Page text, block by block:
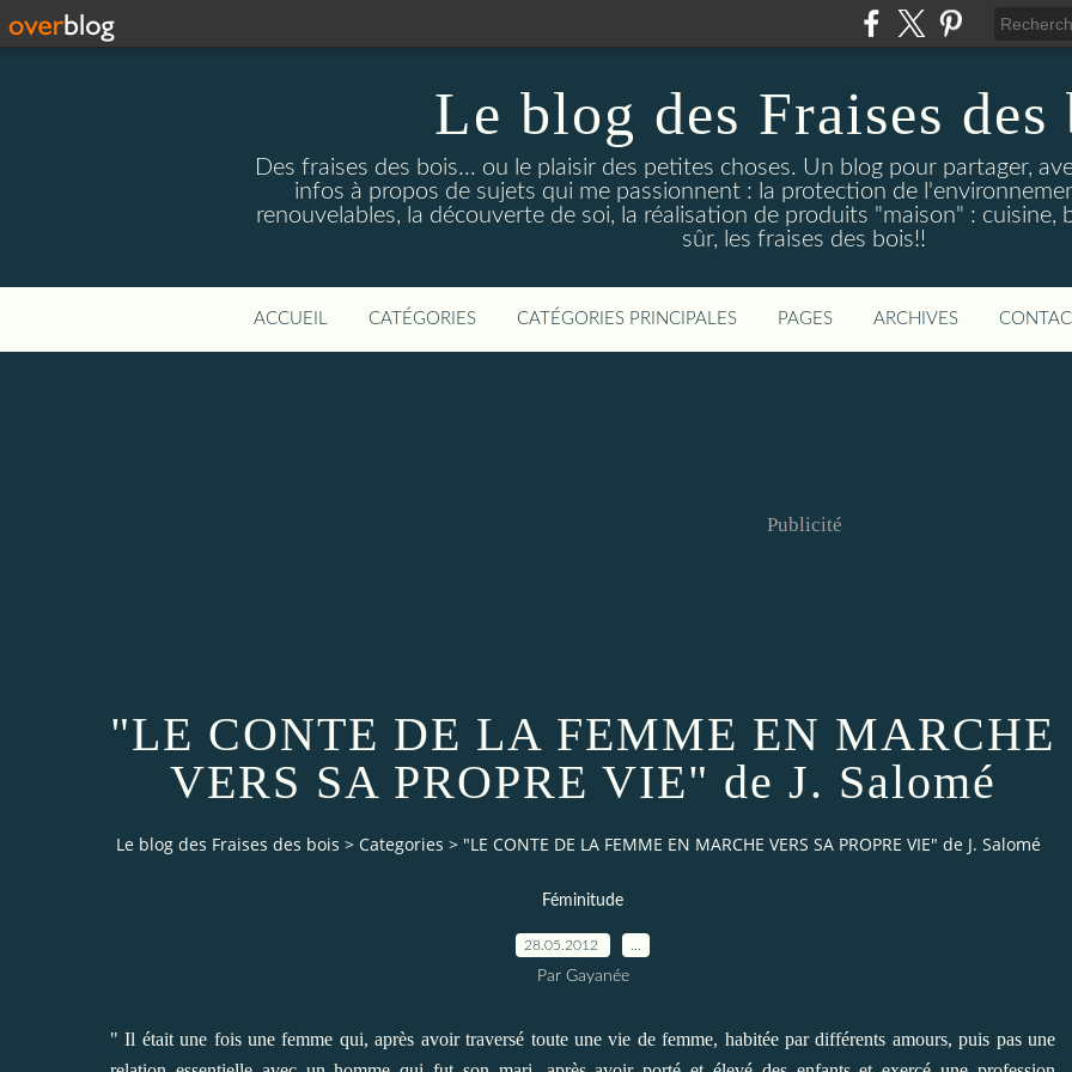
Le blog des Fraises des
Des fraises des bois... ou le plaisir des petites choses. Un blog pour partager,
infos à propos de sujets qui me passionnent : la protection de
renouvelables, la découverte de soi, la réalisation de produits "maison" : cuisine,
sûr, les fraises des bois!!
ACCUEIL CATÉGORIES CATÉGORIES PRINCIPALES PAGES ARCHIVES
Publicité
"LE CONTE DE LA FEMME EN MARCHE
VERS SA PROPRE VIE" de J. Salomé
Le blog des Fraises des bois > Categories > "LE CONTE DE LA FEMME EN MARCHE VERS SA PROPRE VIE" de J. Salomé
Féminitude
28.05.2012
Par Gayanée
" Il était une fois une femme qui, après avoir traversé toute une vie de femme, habitée par différents amours, puis pas une